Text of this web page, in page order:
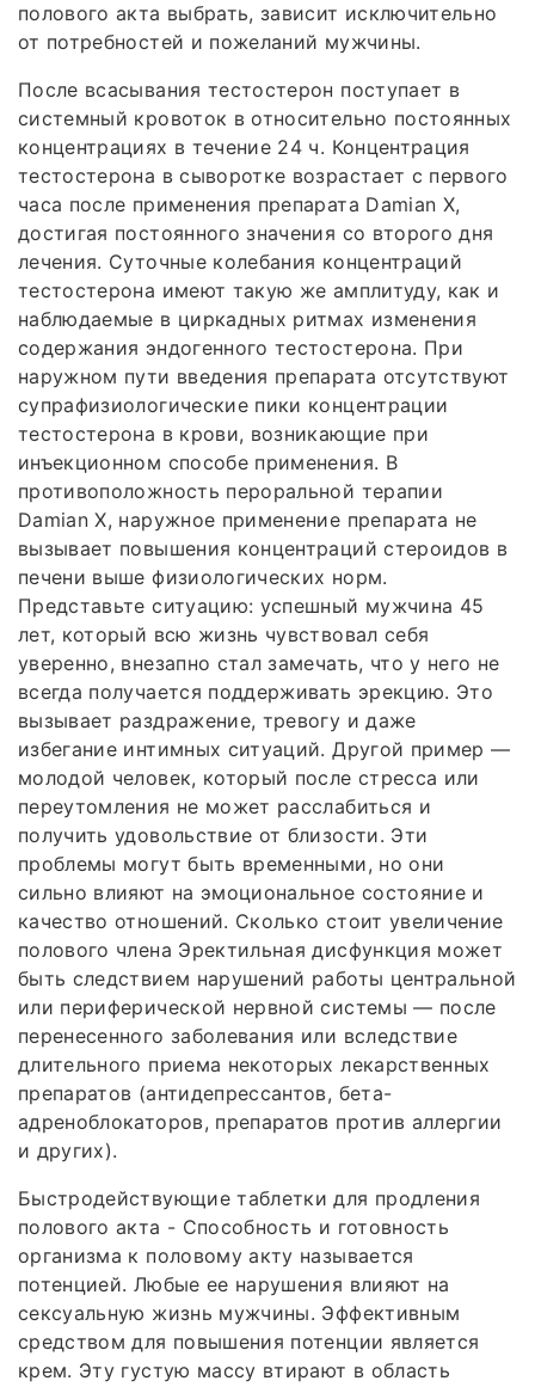
полового акта выбрать, зависит исключительно
от потребностей и пожеланий мужчины.
После всасывания тестостерон поступает в
системный кровоток в относительно постоянных
концентрациях в течение 24 ч. Концентрация
тестостерона в сыворотке возрастает с первого
часа после применения препарата Damian X,
достигая постоянного значения со второго дня
лечения. Суточные колебания концентраций
тестостерона имеют такую же амплитуду, как и
наблюдаемые в циркадных ритмах изменения
содержания эндогенного тестостерона. При
наружном пути введения препарата отсутствуют
супрафизиологические пики концентрации
тестостерона в крови, возникающие при
инъекционном способе применения. В
противоположность пероральной терапии
Damian X, наружное применение препарата не
вызывает повышения концентраций стероидов в
печени выше физиологических норм.
Представьте ситуацию: успешный мужчина 45
лет, который всю жизнь чувствовал себя
уверенно, внезапно стал замечать, что у него не
всегда получается поддерживать эрекцию. Это
вызывает раздражение, тревогу и даже
избегание интимных ситуаций. Другой пример —
молодой человек, который после стресса или
переутомления не может расслабиться и
получить удовольствие от близости. Эти
проблемы могут быть временными, но они
сильно влияют на эмоциональное состояние и
качество отношений. Сколько стоит увеличение
полового члена Эректильная дисфункция может
быть следствием нарушений работы центральной
или периферической нервной системы — после
перенесенного заболевания или вследствие
длительного приема некоторых лекарственных
препаратов (антидепрессантов, бета-
адреноблокаторов, препаратов против аллергии
и других).
Быстродействующие таблетки для продления
полового акта - Способность и готовность
организма к половому акту называется
потенцией. Любые ее нарушения влияют на
сексуальную жизнь мужчины. Эффективным
средством для повышения потенции является
крем. Эту густую массу втирают в область